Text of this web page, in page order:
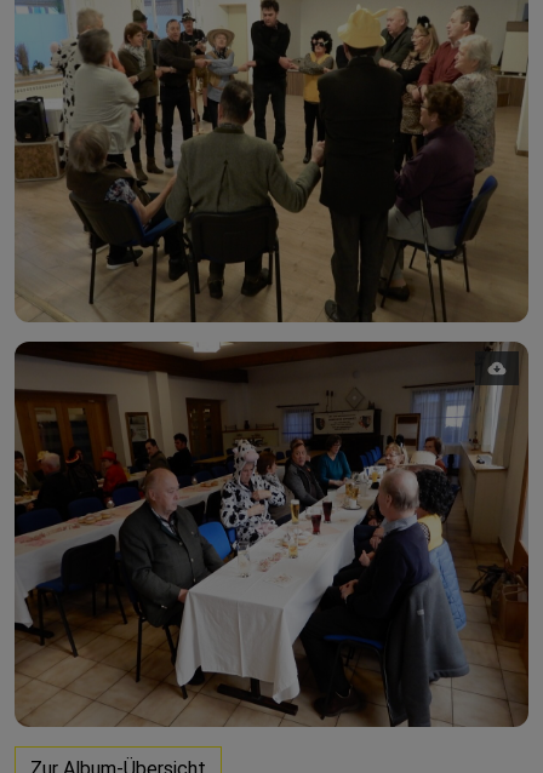
Zur Album-Übersicht